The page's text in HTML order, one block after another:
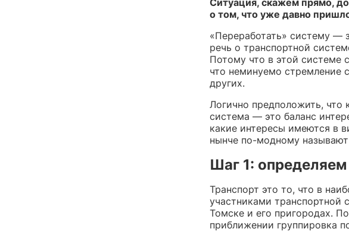
Ситуация, скажем прямо,
о том, что уже давно
«Переработать» систему —
речь о транспортной
Потому что в этой системе
что неминуемо стремление
других.
Логично предположить, что
система — это баланс
какие интересы имеются в
нынче по-модному
Шаг 1:
Транспорт это то, что в
участниками
Томске и его пригородах.
приближении группировка